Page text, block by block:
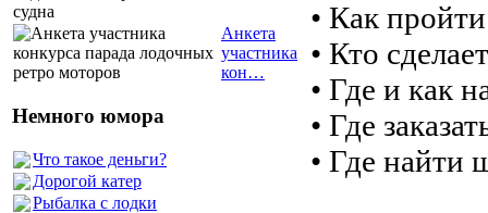
Анкета
участника
кон…
Немного юмора
Что такое деньги?
Дорогой катер
Рыбалка с лодки
• Как
• Кто
• Где и как
• Где
• Где найти